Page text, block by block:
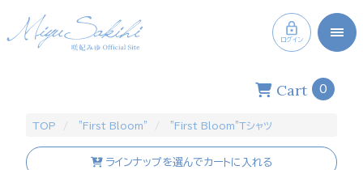
ログイン
Cart 0
TOP ”First Bloom” "First Bloom"Tシャツ
ラインナップを選んでカートに入れる